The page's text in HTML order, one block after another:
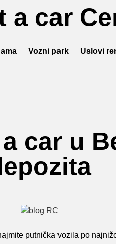
a car
Vozni park Uslovi
car u
putnička vozila po